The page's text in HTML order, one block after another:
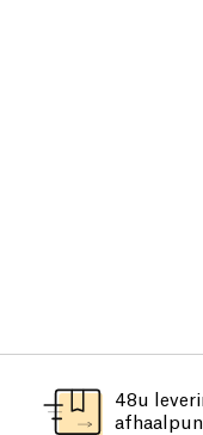
48u